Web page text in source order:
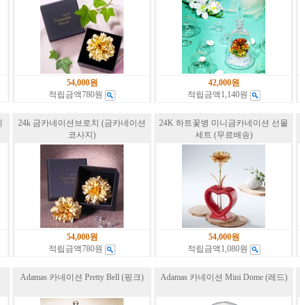
54,000원
적립금액780원
42,000원
적립금액1,140원
24k 금카네이션브로치 (금카네이션
코사지)
54,000원
적립금액780원
24K 하트꽃병 미니금카네이션 선물
세트 (무료배송)
54,000원
적립금액1,080원
Adamas 카네이션 Pretty Bell (핑크) Adamas 카네이션 Mini Dome (레드)